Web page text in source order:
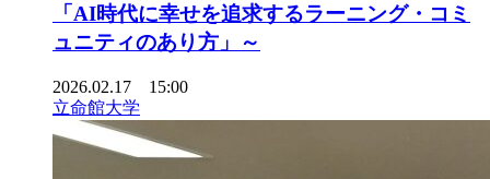
「AI時代に幸せを追求するラーニング・コミ
ュニティのあり方」～
2026.02.17 15:00
立命館大学